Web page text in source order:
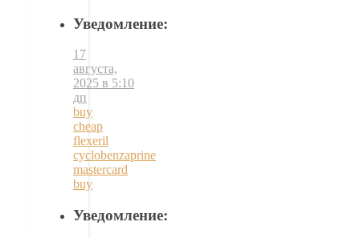
Уведомление:
17
августа,
2025 в 5:10
дп
buy
cheap
flexeril
cyclobenzaprine
mastercard
buy
Уведомление: